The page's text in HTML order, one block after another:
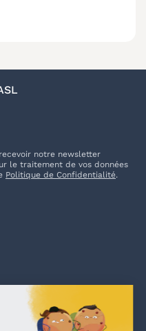
notre newsletter
le traitement de vos données
Politique de Confidentialité.